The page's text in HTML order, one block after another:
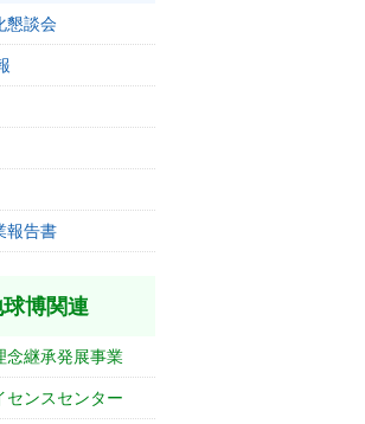
懇談会
報告書
博関連
念継承発展事業
センスセンター